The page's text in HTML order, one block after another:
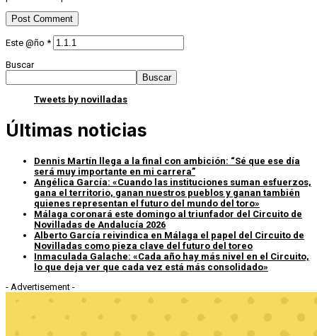
Este @ño *
Buscar
Buscar
Tweets by novilladas
Últimas noticias
Dennis Martín llega a la final con ambición: “Sé que ese día
será muy importante en mi carrera”
Angélica García: «Cuando las instituciones suman esfuerzos,
gana el territorio, ganan nuestros pueblos y ganan también
quienes representan el futuro del mundo del toro»
Málaga coronará este domingo al triunfador del Circuito de
Novilladas de Andalucía 2026
Alberto García reivindica en Málaga el papel del Circuito de
Novilladas como pieza clave del futuro del toreo
Inmaculada Galache: «Cada año hay más nivel en el Circuito,
lo que deja ver que cada vez está más consolidado»
- Advertisement -